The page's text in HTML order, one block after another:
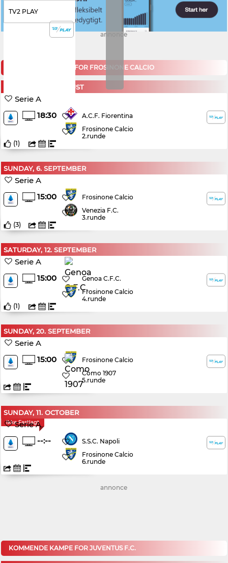
TV2 PLAY
annonce
KOMMENDE KAMPE FOR FROSINONE CALCIO
SATURDAY, 29. AUGUST
Serie A
18:30
A.C.F. Fiorentina
Frosinone Calcio
2.runde
(1)
SUNDAY, 6. SEPTEMBER
Serie A
15:00
Frosinone Calcio
Venezia F.C.
3.runde
(3)
SATURDAY, 12. SEPTEMBER
Serie A
15:00
Genoa C.F.C.
Frosinone Calcio
4.runde
(1)
SUNDAY, 20. SEPTEMBER
Serie A
15:00
Frosinone Calcio
Como 1907
5.runde
SUNDAY, 11. OCTOBER
Ikke Fastlagt
Serie A
--:--
S.S.C. Napoli
Frosinone Calcio
6.runde
annonce
KOMMENDE KAMPE FOR JUVENTUS F.C.